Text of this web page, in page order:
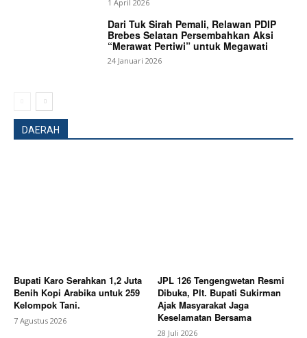
1 April 2026
Dari Tuk Sirah Pemali, Relawan PDIP
Brebes Selatan Persembahkan Aksi
“Merawat Pertiwi” untuk Megawati
24 Januari 2026
DAERAH
Bupati Karo Serahkan 1,2 Juta
Benih Kopi Arabika untuk 259
Kelompok Tani.
7 Agustus 2026
JPL 126 Tengengwetan Resmi
Dibuka, Plt. Bupati Sukirman
Ajak Masyarakat Jaga
Keselamatan Bersama
28 Juli 2026